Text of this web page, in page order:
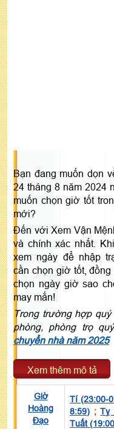
Bạn đang muốn dọn
24 tháng 8 năm 2024
muốn chọn giờ tốt
mới?
Đến với Xem Vận
và chính xác nhất.
xem ngày để nhập
cần chọn giờ tốt,
chọn ngày giờ sao
may mắn!
Trong trường hợp
phòng, phòng trọ
chuyển nhà năm 2025
Xem thêm mô tả
Giờ
Hoàng
Đạo
Tí (23:00-
8:59) ;Tỵ
Tuất